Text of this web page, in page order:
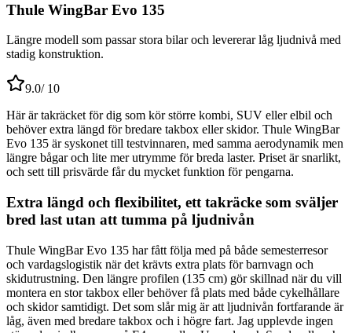
Thule WingBar Evo 135
Längre modell som passar stora bilar och levererar låg ljudnivå med
stadig konstruktion.
9.0/ 10
Här är takräcket för dig som kör större kombi, SUV eller elbil och
behöver extra längd för bredare takbox eller skidor. Thule WingBar
Evo 135 är syskonet till testvinnaren, med samma aerodynamik men
längre bågar och lite mer utrymme för breda laster. Priset är snarlikt,
och sett till prisvärde får du mycket funktion för pengarna.
Extra längd och flexibilitet, ett takräcke som sväljer
bred last utan att tumma på ljudnivån
Thule WingBar Evo 135 har fått följa med på både semesterresor
och vardagslogistik när det krävts extra plats för barnvagn och
skidutrustning. Den längre profilen (135 cm) gör skillnad när du vill
montera en stor takbox eller behöver få plats med både cykelhållare
och skidor samtidigt. Det som slår mig är att ljudnivån fortfarande är
låg, även med bredare takbox och i högre fart. Jag upplevde ingen